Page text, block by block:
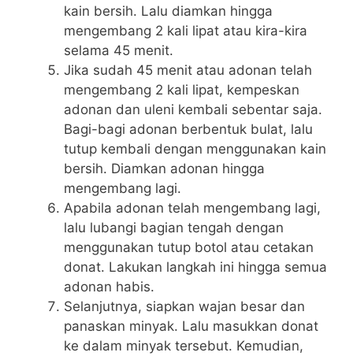
kain bersih. Lalu diamkan hingga
mengembang 2 kali lipat atau kira-kira
selama 45 menit.
Jika sudah 45 menit atau adonan telah
mengembang 2 kali lipat, kempeskan
adonan dan uleni kembali sebentar saja.
Bagi-bagi adonan berbentuk bulat, lalu
tutup kembali dengan menggunakan kain
bersih. Diamkan adonan hingga
mengembang lagi.
Apabila adonan telah mengembang lagi,
lalu lubangi bagian tengah dengan
menggunakan tutup botol atau cetakan
donat. Lakukan langkah ini hingga semua
adonan habis.
Selanjutnya, siapkan wajan besar dan
panaskan minyak. Lalu masukkan donat
ke dalam minyak tersebut. Kemudian,